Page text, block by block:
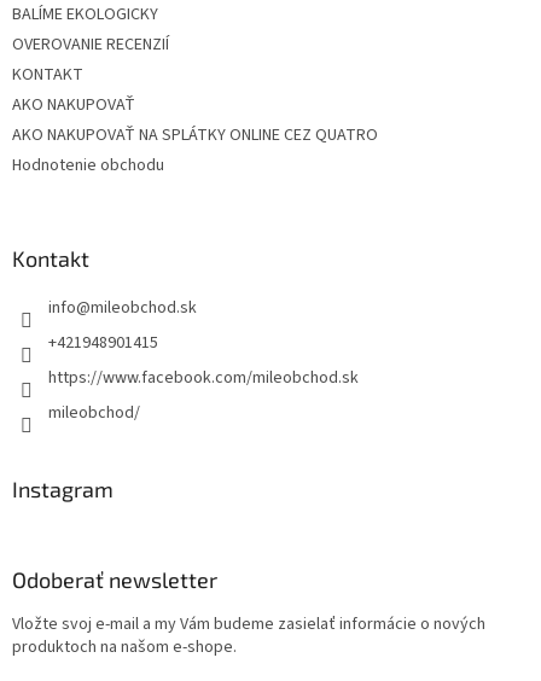
BALÍME EKOLOGICKY
OVEROVANIE RECENZIÍ
KONTAKT
AKO NAKUPOVAŤ
AKO NAKUPOVAŤ NA SPLÁTKY ONLINE CEZ QUATRO
Hodnotenie obchodu
Kontakt
info@mileobchod.sk
+421948901415
https://www.facebook.com/mileobchod.sk
mileobchod/
Instagram
Odoberať newsletter
Vložte svoj e-mail a my Vám budeme zasielať informácie o nových
produktoch na našom e-shope.